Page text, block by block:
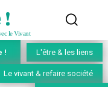
!
le Vivant
! L'être & les liens
Le vivant & refaire société